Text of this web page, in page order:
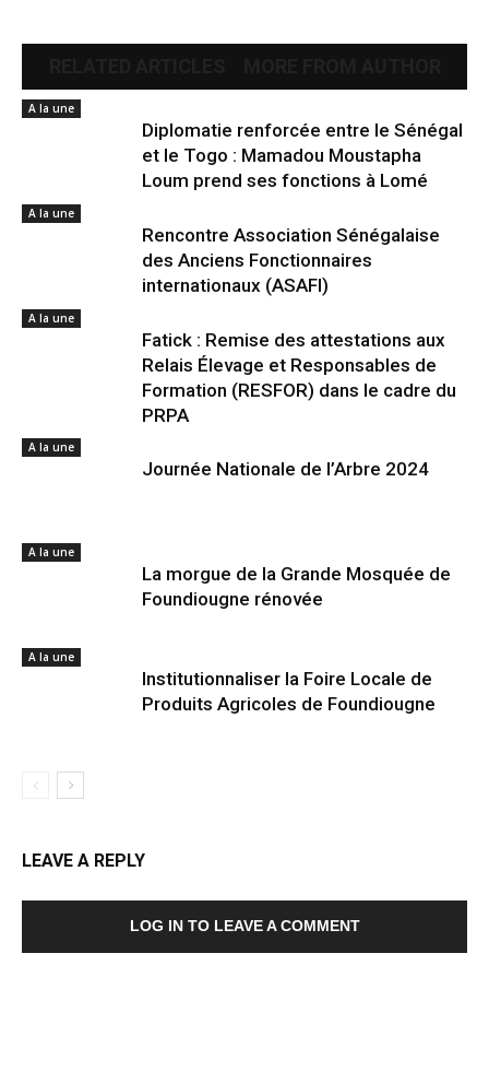
A la une
Diplomatie renforcée entre le Sénégal
et le Togo : Mamadou Moustapha
Loum prend ses fonctions à Lomé
A la une
Rencontre Association Sénégalaise
des Anciens Fonctionnaires
internationaux (ASAFI)
A la une
Fatick : Remise des attestations aux
Relais Élevage et Responsables de
Formation (RESFOR) dans le cadre du
PRPA
A la une
Journée Nationale de l’Arbre 2024
A la une
La morgue de la Grande Mosquée de
Foundiougne rénovée
A la une
Institutionnaliser la Foire Locale de
Produits Agricoles de Foundiougne
LEAVE A REPLY
LOG IN TO LEAVE A COMMENT